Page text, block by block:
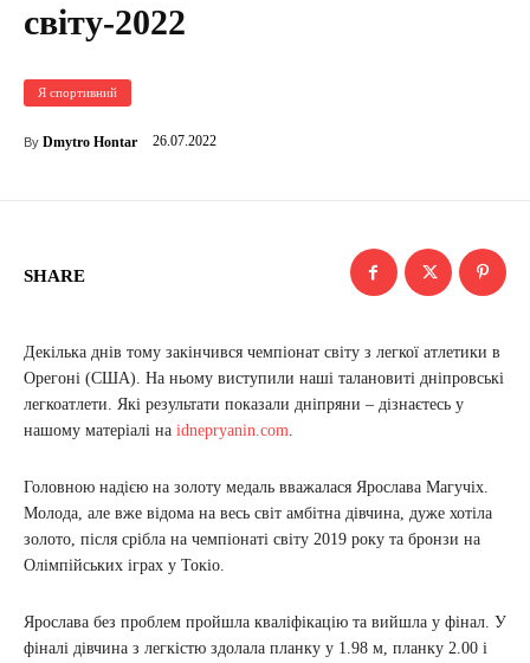
світу-2022
Я спортивний
By Dmytro Hontar 26.07.2022
SHARE
Декілька днів тому закінчився чемпіонат світу з легкої атлетики в
Орегоні (США). На ньому виступили наші талановиті дніпровські
легкоатлети. Які результати показали дніпряни – дізнаєтесь у
нашому матеріалі на idnepryanin.com
Головною надією на золоту медаль вважалася Ярослава Магучіх.
Молода, але вже відома на весь світ амбітна дівчина, дуже хотіла
золото, після срібла на чемпіонаті світу 2019 року та бронзи на
Олімпійських іграх у Токіо.
Ярослава без проблем пройшла кваліфікацію та вийшла у фінал. У
фіналі дівчина з легкістю здолала планку у 1.98 м, планку 2.00 і